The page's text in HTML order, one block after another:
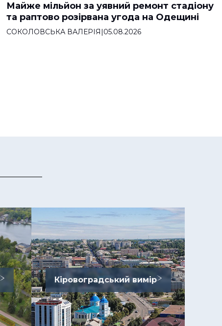
Майже мільйон за уявний ремонт стадіону
та раптово розірвана угода на Одещині
СОКОЛОВСЬКА ВАЛЕРІЯ|05.08.2026
Кіровоградський вимір